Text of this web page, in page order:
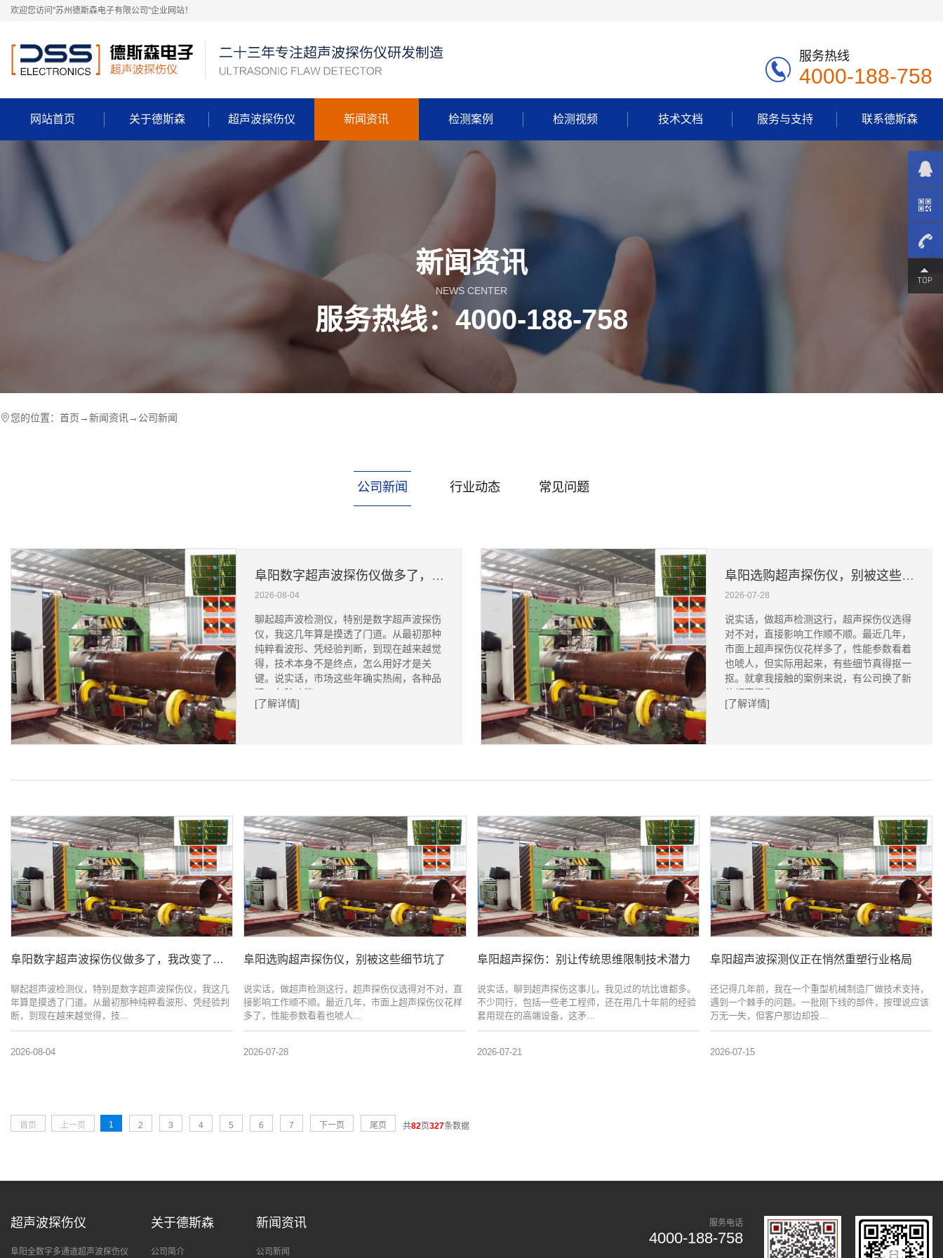
欢迎您访问"苏州德斯森电子有限公司"企业网站！
服务热线
4000-188-758
网站首页 关于德斯森 超声波探伤仪 新闻资讯 检测案例 检测视频 技术文档 服务与支持 联系德斯森
新闻资讯
NEWS CENTER
服务热线：4000-188-758
您的位置： 首页 →新闻资讯 → 公司新闻
公司新闻 行业动态 常见问题
阜阳数字超声波探伤仪做多了，我改变了这个看法
2026-08-04
聊起超声波检测仪，特别是数字超声波探伤
仪，我这几年算是摸透了门道。从最初那种
纯粹看波形、凭经验判断，到现在越来越觉
得，技术本身不是终点，怎么用好才是关
键。说实话，市场这些年确实热闹，各种品
牌、各种功能...
[了解详情]
阜阳选购超声探伤仪，别被这些细节坑了
2026-07-28
说实话，做超声检测这行，超声探伤仪选得
对不对，直接影响工作顺不顺。最近几年，
市面上超声探伤仪花样多了，性能参数看着
也唬人，但实际用起来，有些细节真得抠一
抠。就拿我接触的案例来说，有公司换了新
款超声探伤...
[了解详情]
阜阳数字超声波探伤仪做多了，我改变了这个看法
聊起超声波检测仪，特别是数字超声波探伤仪，我这几
年算是摸透了门道。从最初那种纯粹看波形、凭经验判
断，到现在越来越觉得，技...
2026-08-04
阜阳选购超声探伤仪，别被这些细节坑了
说实话，做超声检测这行，超声探伤仪选得对不对，直
接影响工作顺不顺。最近几年，市面上超声探伤仪花样
多了，性能参数看着也唬人...
2026-07-28
阜阳超声探伤：别让传统思维限制技术潜力
说实话，聊到超声探伤这事儿，我见过的坑比谁都多。
不少同行，包括一些老工程师，还在用几十年前的经验
套用现在的高端设备，这矛...
2026-07-21
阜阳超声波探测仪正在悄然重塑行业格局
还记得几年前，我在一个重型机械制造厂做技术支持，
遇到一个棘手的问题。一批刚下线的部件，按理说应该
万无一失，但客户那边却投...
2026-07-15
首页 上一页 1 2 3 4 5 6 7 下一页 尾页 共82页327条数据
超声波探伤仪
阜阳全数字多通道超声波探伤仪
关于德斯森
公司简介
新闻资讯
公司新闻
服务电话
4000-188-758
4000-
758